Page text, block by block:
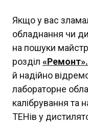
Якщо у вас
обладнання чи
на пошуки
розділ «Ремонт».
й надійно
лабораторне
калібрування та
ТЕНів у